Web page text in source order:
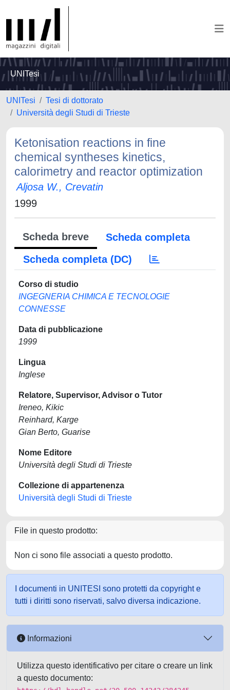
UNITesi
UNITesi
Tesi di dottorato
Università degli Studi di Trieste
Ketonisation reactions in fine
chemical syntheses kinetics,
calorimetry and reactor optimization
Aljosa W., Crevatin
1999
Scheda breve
Scheda completa
Scheda completa (DC)
Corso di studio
INGEGNERIA CHIMICA E TECNOLOGIE
CONNESSE
Data di pubblicazione
1999
Lingua
Inglese
Relatore, Supervisor, Advisor o Tutor
Ireneo, Kikic
Reinhard, Karge
Gian Berto, Guarise
Nome Editore
Università degli Studi di Trieste
Collezione di appartenenza
Università degli Studi di Trieste
File in questo prodotto:
Non ci sono file associati a questo prodotto.
I documenti in UNITESI sono protetti da copyright e
tutti i diritti sono riservati, salvo diversa indicazione.
Informazioni
Utilizza questo identificativo per citare o creare un link
a questo documento: